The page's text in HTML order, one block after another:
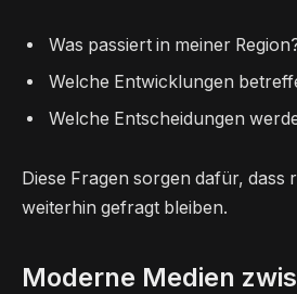
Was passiert in meiner
Welche Entwicklungen
Welche Entscheidungen
Diese Fragen sorgen dafür, dass
weiterhin gefragt bleiben.
Moderne Medien